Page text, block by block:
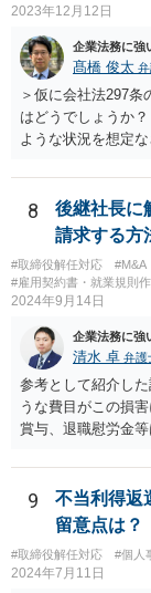
2023年12月12日
企業法務に強
髙橋 俊太
＞仮に会社法297
はどうでしょうか
ような状況を想定
象になるのではな
8
後継社長に
請求する方
#取締役解任対応 #M&A
#雇用契約書・就業規則
2024年9月14日
企業法務に強
清水 卓 弁護
参考として紹介し
うな費目がこの損
賞与、退職慰労金
質の金員と判断さ
や弁護士費用につ
もありますが、含
（なお、含まれな
賠償請求される可
夫等次第では、慰
9
不当利得返
留意点は？
#取締役解任対応 #個人
2024年7月11日